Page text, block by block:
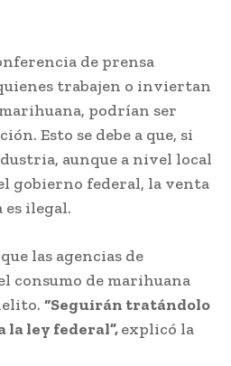
de prensa
trabajen o inviertan
podrían ser
Esto se debe a que, si
aunque a nivel local
gobierno federal, la venta
es ilegal.
las agencias de
consumo de marihuana
“Seguirán tratándolo
la ley federal”,explicó la